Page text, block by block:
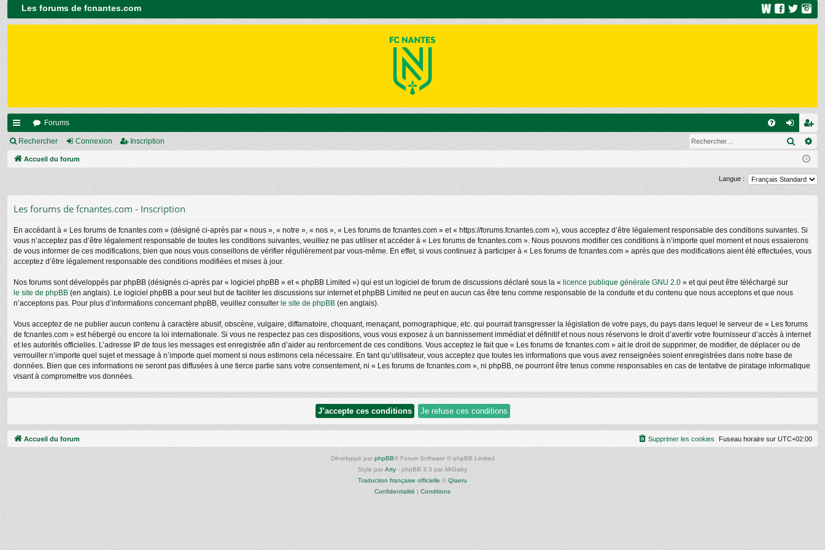
Les forums de fcnantes.com
ac
co
ci
s
Forums
on
xi
on
ns
cri
pti
on
Rechercher Connexion Inscription
Accueil du forum
Langue :
Les forums de fcnantes.com - Inscription
En accédant à « Les forums de fcnantes.com » (désigné ci-après par « nous », « notre », « nos », « Les forums de fcnantes.com » et « https://forums.fcnantes.com »), vous acceptez d’être légalement responsable des conditions suivantes. Si
vous n’acceptez pas d’être légalement responsable de toutes les conditions suivantes, veuillez ne pas utiliser et accéder à « Les forums de fcnantes.com ». Nous pouvons modifier ces conditions à n’importe quel moment et nous essaierons
de vous informer de ces modifications, bien que nous vous conseillons de vérifier régulièrement par vous-même. En effet, si vous continuez à participer à « Les forums de fcnantes.com » après que des modifications aient été effectuées, vous
acceptez d’être légalement responsable des conditions modifiées et mises à jour.
Nos forums sont développés par phpBB (désignés ci-après par « logiciel phpBB » et « phpBB Limited ») qui est un logiciel de forum de discussions déclaré sous la « licence publique générale GNU 2.0 » et qui peut être téléchargé sur
le site de phpBB (en anglais). Le logiciel phpBB a pour seul but de faciliter les discussions sur internet et phpBB Limited ne peut en aucun cas être tenu comme responsable de la conduite et du contenu que nous acceptons et que nous
n’acceptons pas. Pour plus d’informations concernant phpBB, veuillez consulter le site de phpBB (en anglais).
Vous acceptez de ne publier aucun contenu à caractère abusif, obscène, vulgaire, diffamatoire, choquant, menaçant, pornographique, etc. qui pourrait transgresser la législation de votre pays, du pays dans lequel le serveur de « Les forums
de fcnantes.com » est hébergé ou encore la loi internationale. Si vous ne respectez pas ces dispositions, vous vous exposez à un bannissement immédiat et définitif et nous nous réservons le droit d’avertir votre fournisseur d’accès à internet
et les autorités officielles. L’adresse IP de tous les messages est enregistrée afin d’aider au renforcement de ces conditions. Vous acceptez le fait que « Les forums de fcnantes.com » ait le droit de supprimer, de modifier, de déplacer ou de
verrouiller n’importe quel sujet et message à n’importe quel moment si nous estimons cela nécessaire. En tant qu’utilisateur, vous acceptez que toutes les informations que vous avez renseignées soient enregistrées dans notre base de
données. Bien que ces informations ne seront pas diffusées à une tierce partie sans votre consentement, ni « Les forums de fcnantes.com », ni phpBB, ne pourront être tenus comme responsables en cas de tentative de piratage informatique
visant à compromettre vos données.
Accueil du forum Fuseau horaire sur UTC+02:00
Supprimer les cookies
Développé par phpBB® Forum Software © phpBB Limited
Style par Arty - phpBB 3.3 par MrGaby
Traduction française officielle © Qiaeru
Confidentialité | Conditions